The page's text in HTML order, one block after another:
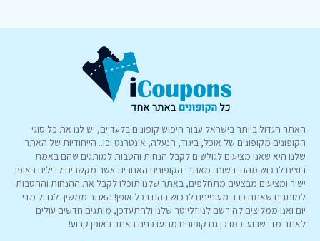
האתר הגדול ביותר בישראל עבור חיפוש קופונים בלעדיים, יש לנו את כל סוגי
הקופונים מקופונים של אוכל, ביגוד, הנעלה, אינטרנט וכו.. הייחודיות של האתר
שלנו היא שאנו מציעים לגולשים לקבל הנחות והטבות למותגים שהם באמת
רוצים לרכוש מהם! בשונה מאתרי הקופונים האחרים אשר מקשרים לדילים באופן
ישיר ומציעים מבצעים מתחלפים, באתר שלנו תוכלו לקבל את ההנחות וההטבות
למותגים שאתם כבר מעוניינים לרכוש בהם בכל אופן! האתר ממשיך לגדול מדי
יום ואנו ממליצים להירשם לניוזלייטר שלנו ולהתעדכן, מותגים חדשים עולים
לאתר מדי שבוע וכמו כן גם קופונים מתעדכנים באתר באופן קבוע!